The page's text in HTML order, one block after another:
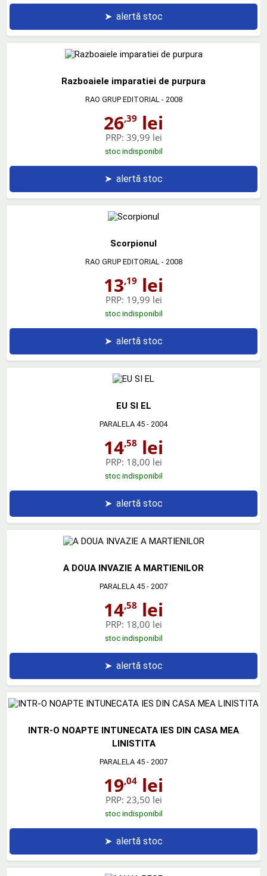
➤ alertă stoc
Razboaiele imparatiei de purpura
RAO GRUP EDITORIAL - 2008
26,39 lei
PRP: 39,99 lei
stoc indisponibil
➤ alertă stoc
Scorpionul
RAO GRUP EDITORIAL - 2008
13,19 lei
PRP: 19,99 lei
stoc indisponibil
➤ alertă stoc
EU SI EL
PARALELA 45 - 2004
14,58 lei
PRP: 18,00 lei
stoc indisponibil
➤ alertă stoc
A DOUA INVAZIE A MARTIENILOR
PARALELA 45 - 2007
14,58 lei
PRP: 18,00 lei
stoc indisponibil
➤ alertă stoc
INTR-O NOAPTE INTUNECATA IES DIN CASA MEA
LINISTITA
PARALELA 45 - 2007
19,04 lei
PRP: 23,50 lei
stoc indisponibil
➤ alertă stoc